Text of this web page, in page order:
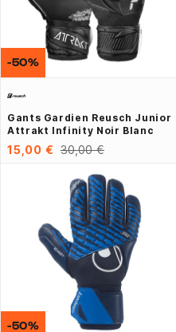
Gants Gardien Reusch Junior
Attrakt Infinity Noir Blanc
15,00 € 30,00 €
-50%
-50%